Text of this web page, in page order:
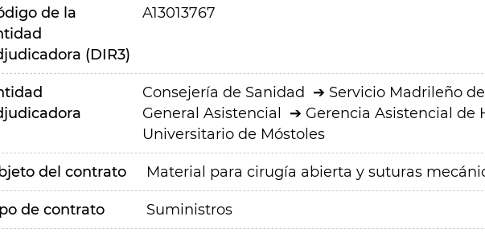
de la
(DIR3)
A13013767
Consejería de Sanidad Servicio Madrileño
General Asistencial
Gerencia Asistencial de
Universitario de Móstoles
del contrato Material para cirugía abierta y suturas
de contrato Suministros